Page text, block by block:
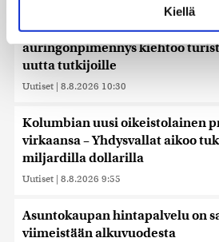
suostumustasi tai peruuttaa sen
evästeilmoituksessa.
Käytämme evästeitä tarjoamamme
räätälöimiseen, sosiaalisen median
jaamme sosiaalisen median,
alan kumppaneillemme tietoja siitä,
sivustoamme. Kumppanimme
tietoja muihin tietoihin, joita olet
kerätty, kun olet käyttänyt heidän
Kiellä
”Se tuntuu maailmanlopulta” –
auringonpimennys kiehtoo
uutta tutkijoille
Uutiset | 8.8.2026 10:30
Kolumbian uusi oikeistolainen
virkaansa – Yhdysvallat aikoo
miljardilla dollarilla
Uutiset | 8.8.2026 9:55
Asuntokaupan hintapalvelu on
viimeistään alkuvuodesta